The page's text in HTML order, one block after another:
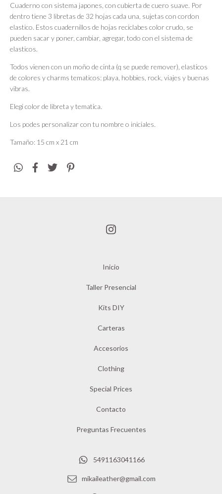
Cuaderno con sistema japones, con cubierta de cuero suave. Por
dentro tiene 3 libretas de 32 hojas cada una, sujetas con cordon
elastico. Estos cuadernillos de hojas reciclabes color crudo, se
pueden sacar y poner, cambiar, agregar, todo con el sistema de
elasticos.
Todos vienen con un moño de cinta (q se puede remover), elasticos
de colores y charms tematicos: playa, hobbies, rock, viajes y buenas
vibras.
Elegi color de libreta y tematica.
Los podes personalizar con tu nombre o iniciales.
Tamaño: 15 cm x 21 cm
Inicio
Taller Presencial
Kits DIY
Carteras
Accesorios
Clothing
Special Prices
Contacto
Preguntas Frecuentes
5491163041166
mikaileather@gmail.com